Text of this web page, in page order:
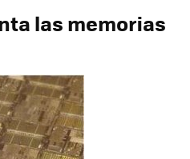
las memorias